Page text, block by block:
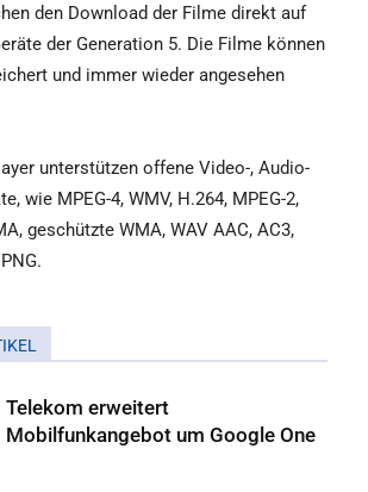
den Download der Filme direkt auf
der Generation 5. Die Filme können
und immer wieder angesehen
unterstützen offene Video-, Audio-
wie MPEG-4, WMV, H.264, MPEG-2,
geschützte WMA, WAV AAC, AC3,
Telekom erweitert
Mobilfunkangebot um Google One